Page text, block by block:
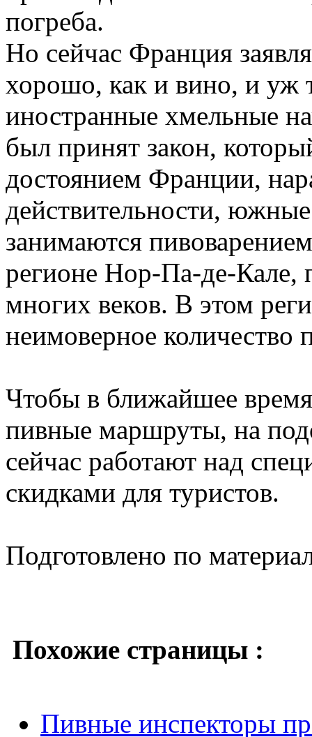
погреба.
Но сейчас Франция
хорошо, как и вино, и уж
иностранные хмельные
был принят закон,
достоянием Франции,
действительности,
занимаются
регионе Нор-Па-де-Кале,
многих веков. В этом
неимоверное количество
Чтобы в ближайшее
пивные маршруты, на
сейчас работают над
скидками для туристов.
Подготовлено по
Похожие страницы :
Пивные инспекторы